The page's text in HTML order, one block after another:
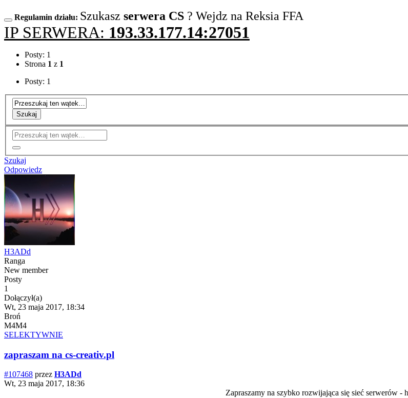
Regulamin działu: Szukasz serwera CS ? Wejdz na Reksia FFA
IP SERWERA: 193.33.177.14:27051
Posty: 1
Strona 1 z 1
Posty: 1
Szukaj
Szukaj
Odpowiedz
H3ADd
Ranga
New member
Posty
1
Dołączył(a)
Wt, 23 maja 2017, 18:34
Broń
M4M4
SELEKTYWNIE
zapraszam na cs-creativ.pl
#107468 przez H3ADd
Wt, 23 maja 2017, 18:36
Zapraszamy na szybko rozwijająca się sieć serwerów -